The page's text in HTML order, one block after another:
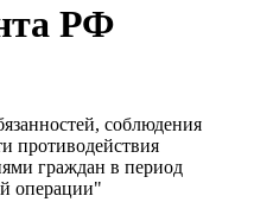
РФ
соблюдения
противодействия
граждан в период
операции"